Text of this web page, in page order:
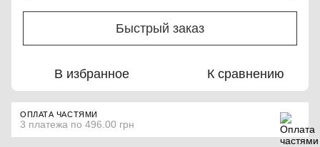
Быстрый заказ
В избранное К сравнению
ОПЛАТА ЧАСТЯМИ
3 платежа по 496.00 грн